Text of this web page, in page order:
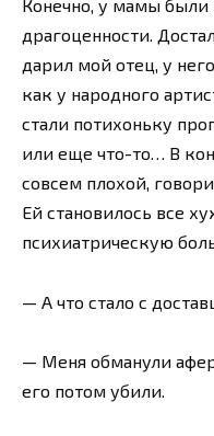
Конечно, у мамы были
драгоценности.
дарил мой отец, у
как у народного
стали потихоньку
или еще что-то… В
совсем плохой,
Ей становилось все
психиатрическую
— А что стало с
— Меня обманули
его потом убили.